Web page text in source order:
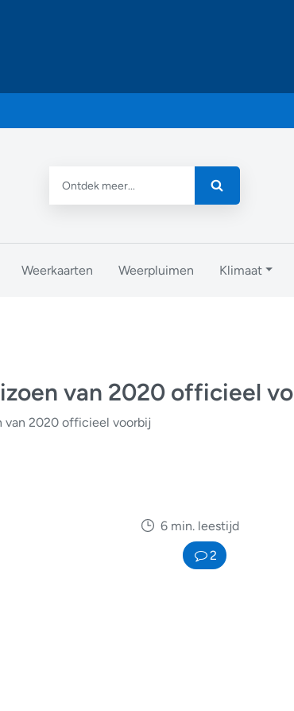
Weerkaarten Weerpluimen Klimaat
van 2020 officieel
van 2020 officieel voorbij
6 min. leestijd
2